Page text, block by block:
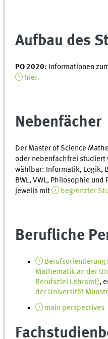
Aufbau des
PO 2020: Informationen
hier.
Nebenfächer
Der Master of Science
oder nebenfachfrei studiert
wählbar: Informatik, Logik,
BWL, VWL, Philosophie
jeweils mit
begrenzter
Berufliche
Mathematik an der
Berufsziel Lehramt),
der Universität
main perspectives